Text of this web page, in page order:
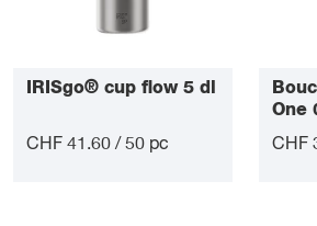
IRISgo® cup flow 5 dl
CHF 41.60 / 50 pc
One
CHF